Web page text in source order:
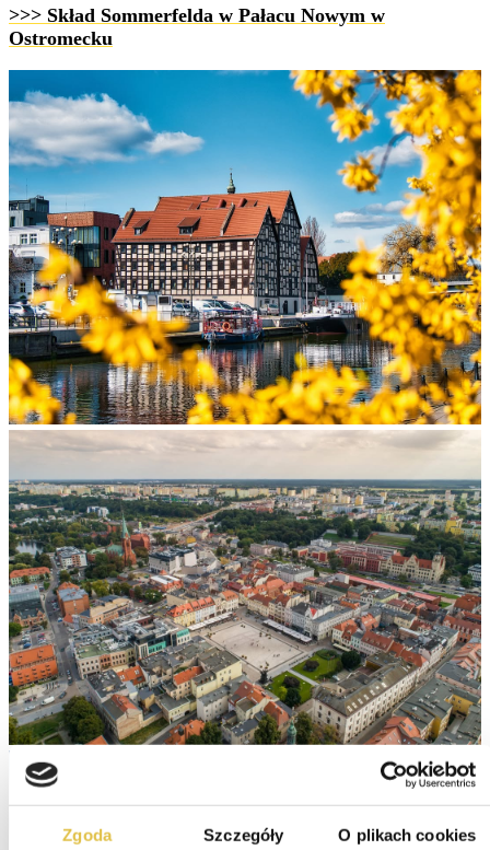
Zgoda Szczegóły O plikach cookies
>>> Skład Sommerfelda w Pałacu Nowym w
Ostromecku